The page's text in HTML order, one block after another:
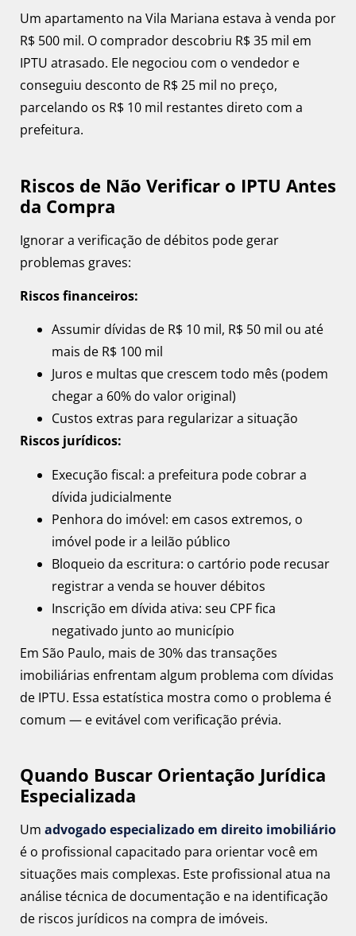
Um apartamento na Vila Mariana estava à venda por
R$ 500 mil. O comprador descobriu R$ 35 mil em
IPTU atrasado. Ele negociou com o vendedor e
conseguiu desconto de R$ 25 mil no preço,
parcelando os R$ 10 mil restantes direto com a
prefeitura.
Riscos de Não Verificar o IPTU Antes
da Compra
Ignorar a verificação de débitos pode gerar
problemas graves:
Riscos financeiros:
Assumir dívidas de R$ 10 mil, R$ 50 mil ou até
mais de R$ 100 mil
Juros e multas que crescem todo mês (podem
chegar a 60% do valor original)
Custos extras para regularizar a situação
Riscos jurídicos:
Execução fiscal: a prefeitura pode cobrar a
dívida judicialmente
Penhora do imóvel: em casos extremos, o
imóvel pode ir a leilão público
Bloqueio da escritura: o cartório pode recusar
registrar a venda se houver débitos
Inscrição em dívida ativa: seu CPF fica
negativado junto ao município
Em São Paulo, mais de 30% das transações
imobiliárias enfrentam algum problema com dívidas
de IPTU. Essa estatística mostra como o problema é
comum — e evitável com verificação prévia.
Quando Buscar Orientação Jurídica
Especializada
Um advogado especializado em direito imobiliário
é o profissional capacitado para orientar você em
situações mais complexas. Este profissional atua na
análise técnica de documentação e na identificação
de riscos jurídicos na compra de imóveis.